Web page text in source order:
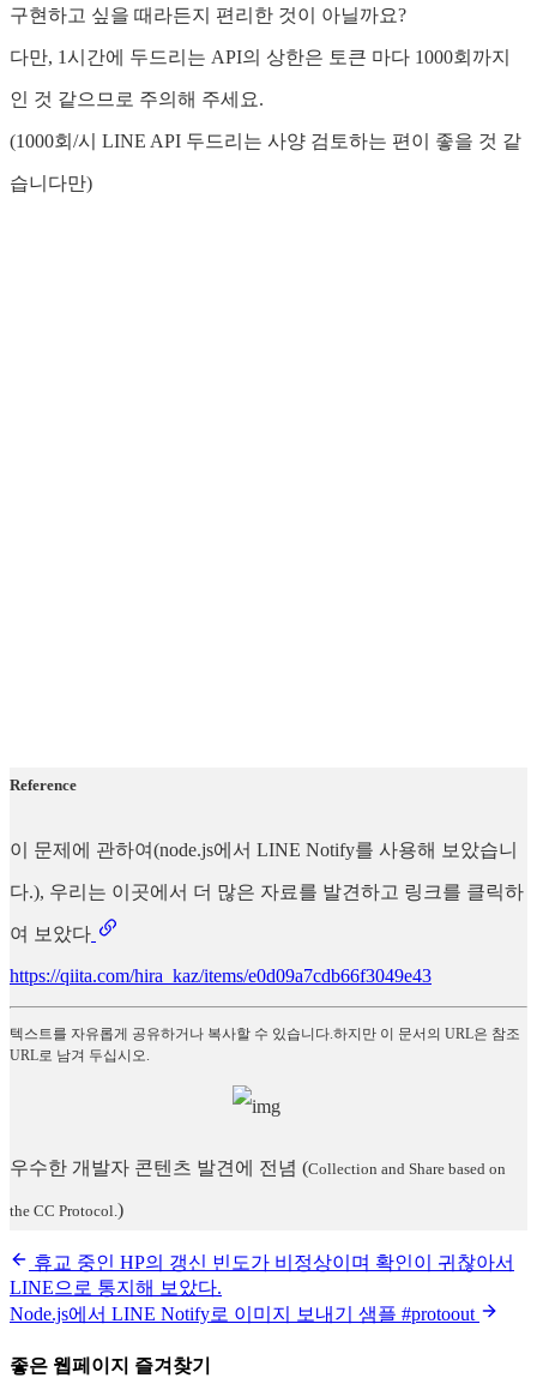
구현하고 싶을 때라든지 편리한 것이 아닐까요?
다만, 1시간에 두드리는 API의 상한은 토큰 마다 1000회까지
인 것 같으므로 주의해 주세요.
(1000회/시 LINE API 두드리는 사양 검토하는 편이 좋을 것 같
습니다만)
Reference
이 문제에 관하여(node.js에서 LINE Notify를 사용해 보았습니
다.), 우리는 이곳에서 더 많은 자료를 발견하고 링크를 클릭하
여 보았다
https://qiita.com/hira_kaz/items/e0d09a7cdb66f3049e43
텍스트를 자유롭게 공유하거나 복사할 수 있습니다.하지만 이 문서의 URL은 참조
URL로 남겨 두십시오.
우수한 개발자 콘텐츠 발견에 전념 (Collection and Share based on
the CC Protocol.)
휴교 중인 HP의 갱신 빈도가 비정상이며 확인이 귀찮아서
LINE으로 통지해 보았다.
Node.js에서 LINE Notify로 이미지 보내기 샘플 #protoout
좋은 웹페이지 즐겨찾기